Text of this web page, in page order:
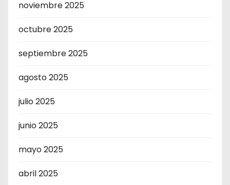
noviembre 2025
octubre 2025
septiembre 2025
agosto 2025
julio 2025
junio 2025
mayo 2025
abril 2025